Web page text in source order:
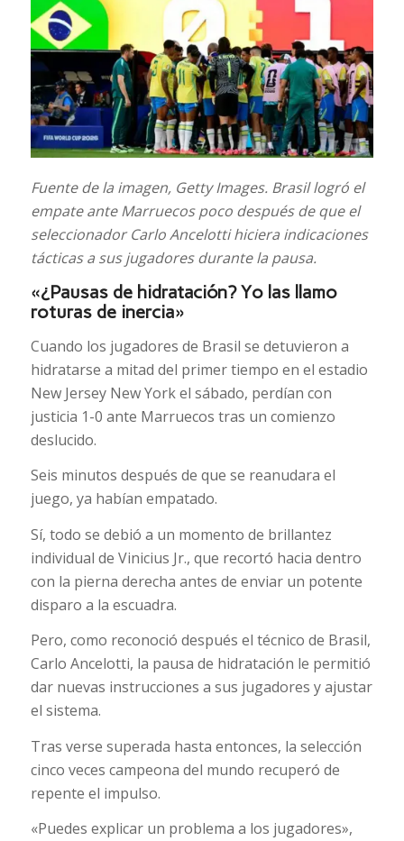
Fuente de la imagen, Getty Images. Brasil logró el
empate ante Marruecos poco después de que el
seleccionador Carlo Ancelotti hiciera indicaciones
tácticas a sus jugadores durante la pausa.
«¿Pausas de hidratación? Yo las llamo
roturas de inercia»
Cuando los jugadores de Brasil se detuvieron a
hidratarse a mitad del primer tiempo en el estadio
New Jersey New York el sábado, perdían con
justicia 1-0 ante Marruecos tras un comienzo
deslucido.
Seis minutos después de que se reanudara el
juego, ya habían empatado.
Sí, todo se debió a un momento de brillantez
individual de Vinicius Jr., que recortó hacia dentro
con la pierna derecha antes de enviar un potente
disparo a la escuadra.
Pero, como reconoció después el técnico de Brasil,
Carlo Ancelotti, la pausa de hidratación le permitió
dar nuevas instrucciones a sus jugadores y ajustar
el sistema.
Tras verse superada hasta entonces, la selección
cinco veces campeona del mundo recuperó de
repente el impulso.
«Puedes explicar un problema a los jugadores»,